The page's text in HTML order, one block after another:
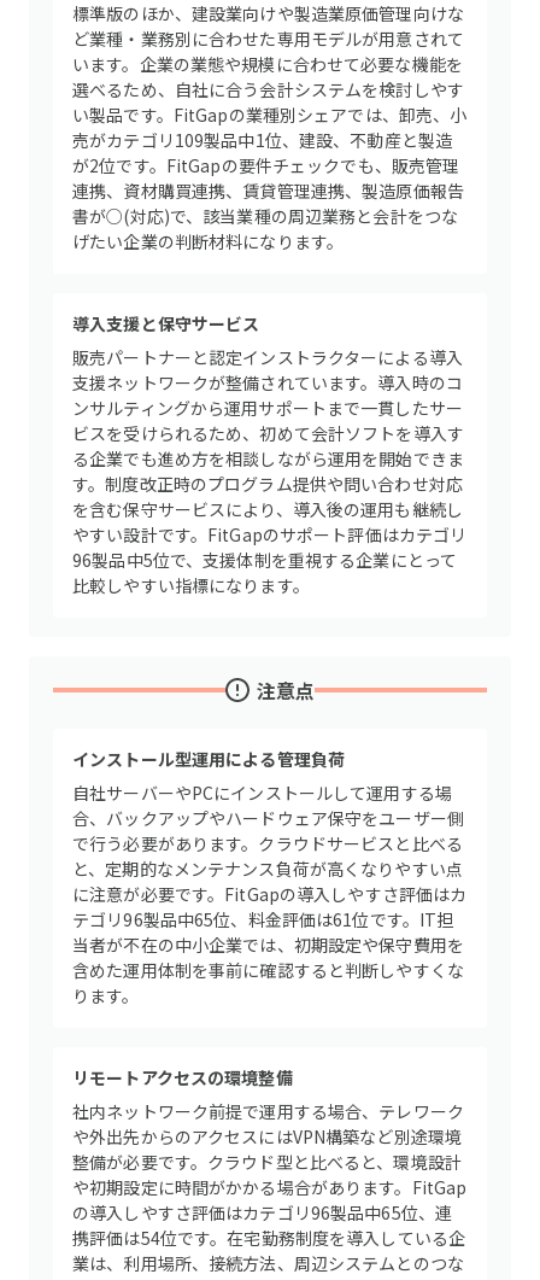
標準版のほか、建設業向けや製造業原価管理向けな
ど業種・業務別に合わせた専用モデルが用意されて
います。企業の業態や規模に合わせて必要な機能を
選べるため、自社に合う会計システムを検討しやす
い製品です。FitGapの業種別シェアでは、卸売、小
売がカテゴリ109製品中1位、建設、不動産と製造
が2位です。FitGapの要件チェックでも、販売管理
連携、資材購買連携、賃貸管理連携、製造原価報告
書が○(対応)で、該当業種の周辺業務と会計をつな
げたい企業の判断材料になります。
導入支援と保守サービス
販売パートナーと認定インストラクターによる導入
支援ネットワークが整備されています。導入時のコ
ンサルティングから運用サポートまで一貫したサー
ビスを受けられるため、初めて会計ソフトを導入す
る企業でも進め方を相談しながら運用を開始できま
す。制度改正時のプログラム提供や問い合わせ対応
を含む保守サービスにより、導入後の運用も継続し
やすい設計です。FitGapのサポート評価はカテゴリ
96製品中5位で、支援体制を重視する企業にとって
比較しやすい指標になります。
注意点
インストール型運用による管理負荷
自社サーバーやPCにインストールして運用する場
合、バックアップやハードウェア保守をユーザー側
で行う必要があります。クラウドサービスと比べる
と、定期的なメンテナンス負荷が高くなりやすい点
に注意が必要です。FitGapの導入しやすさ評価はカ
テゴリ96製品中65位、料金評価は61位です。IT担
当者が不在の中小企業では、初期設定や保守費用を
含めた運用体制を事前に確認すると判断しやすくな
ります。
リモートアクセスの環境整備
社内ネットワーク前提で運用する場合、テレワーク
や外出先からのアクセスにはVPN構築など別途環境
整備が必要です。クラウド型と比べると、環境設計
や初期設定に時間がかかる場合があります。FitGap
の導入しやすさ評価はカテゴリ96製品中65位、連
携評価は54位です。在宅勤務制度を導入している企
業は、利用場所、接続方法、周辺システムとのつな